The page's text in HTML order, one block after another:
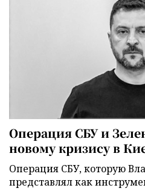
Операция СБУ и
новому кризису в
Операция СБУ, которую
представлял как